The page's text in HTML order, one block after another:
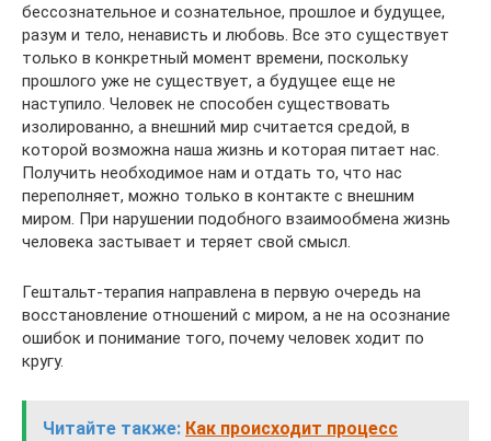
бессознательное и сознательное, прошлое и будущее,
разум и тело, ненависть и любовь. Все это существует
только в конкретный момент времени, поскольку
прошлого уже не существует, а будущее еще не
наступило. Человек не способен существовать
изолированно, а внешний мир считается средой, в
которой возможна наша жизнь и которая питает нас.
Получить необходимое нам и отдать то, что нас
переполняет, можно только в контакте с внешним
миром. При нарушении подобного взаимообмена жизнь
человека застывает и теряет свой смысл.
Гештальт-терапия направлена в первую очередь на
восстановление отношений с миром, а не на осознание
ошибок и понимание того, почему человек ходит по
кругу.
Читайте также: Как происходит процесс